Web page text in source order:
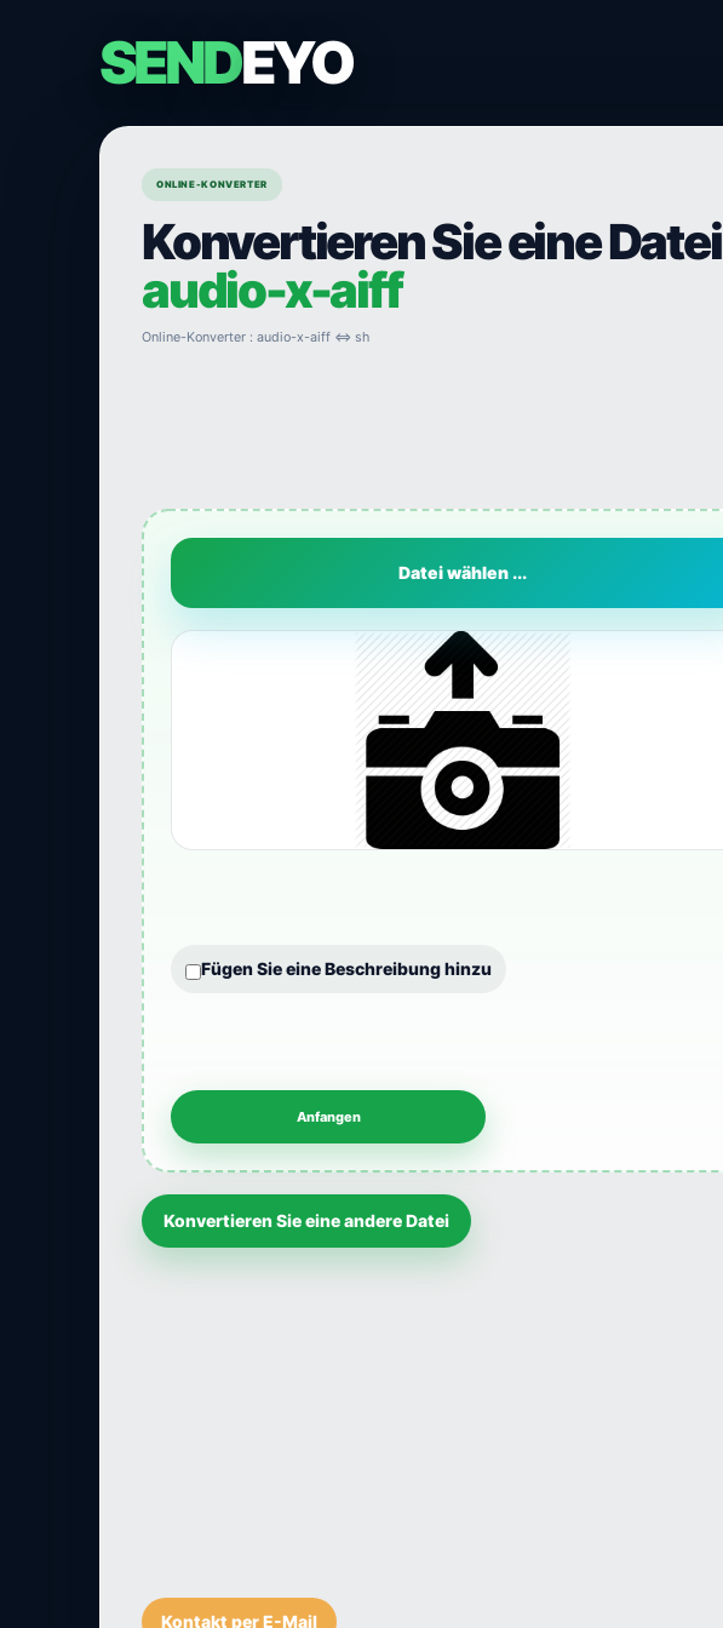
SENDEYO
ONLINE-KONVERTER
Konvertieren Sie eine Datei
audio-x-aiff
Online-Konverter : audio-x-aiff ⇔ sh
Datei wählen ...
Fügen Sie eine Beschreibung hinzu
Konvertieren Sie eine andere Datei
Kontakt per E-Mail